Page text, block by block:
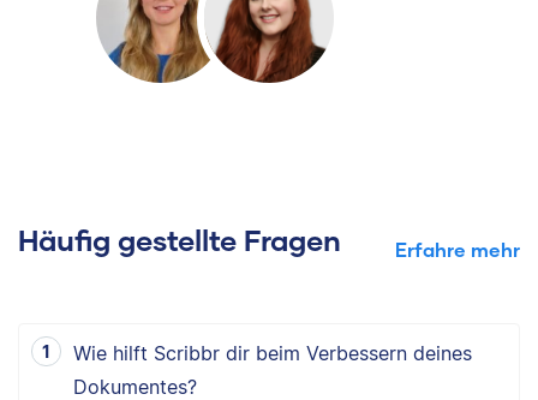
Häufig gestellte Fragen Erfahre mehr
Wie hilft Scribbr dir beim Verbessern deines
Dokumentes?